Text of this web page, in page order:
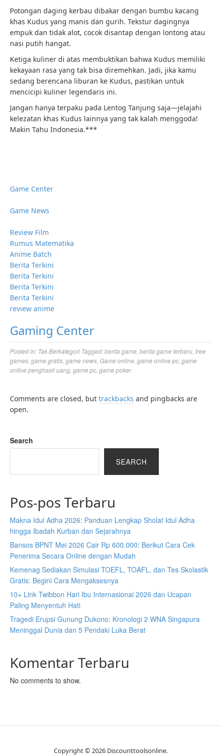
Potongan daging kerbau dibakar dengan bumbu kacang
khas Kudus yang manis dan gurih. Tekstur dagingnya
empuk dan tidak alot, cocok disantap dengan lontong atau
nasi putih hangat.
Ketiga kuliner di atas membuktikan bahwa Kudus memiliki
kekayaan rasa yang tak bisa diremehkan. Jadi, jika kamu
sedang berencana liburan ke Kudus, pastikan untuk
mencicipi kuliner legendaris ini.
Jangan hanya terpaku pada Lentog Tanjung saja—jelajahi
kelezatan khas Kudus lainnya yang tak kalah menggoda!
Makin Tahu Indonesia.***
Game Center
Game News
Review Film
Rumus Matematika
Anime Batch
Berita Terkini
Berita Terkini
Berita Terkini
Berita Terkini
review anime
Gaming Center
Posted in: Tak Berkategori Tagged:berita game berita game terbaru free
games game gratis game news Game online game online pc game
online penghasil uang game pc game poker
Comments are closed, but trackbacks and pingbacks are
open.
Search
SEARCH
Pos-pos Terbaru
Makna Idul Adha 2026: Panduan Lengkap Sholat Idul Adha
hingga Ibadah Kurban dan Sejarahnya
Bansos BPNT Mei 2026 Cair Rp 600.000: Berikut Cara Cek
Penerima Secara Online dengan Mudah
Kemenag Sediakan Simulasi TOEFL, TOAFL, dan Tes Skolastik
Gratis: Begini Cara Mengaksesnya
10+ Link Twibbon Hari Ibu Internasional 2026 dan Ucapan
Paling Menyentuh Hati
Tragedi Erupsi Gunung Dukono: Kronologi 2 WNA Singapura
Meninggal Dunia dan 5 Pendaki Luka Berat
Komentar Terbaru
No comments to show.
Copyright © 2026 Discounttoolsonline.